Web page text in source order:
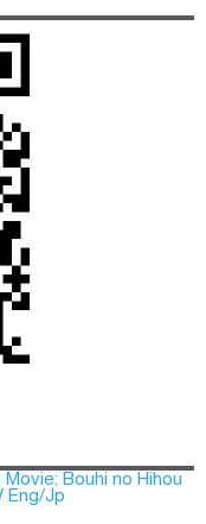
Bouhi no Hihou
Eng/Jp